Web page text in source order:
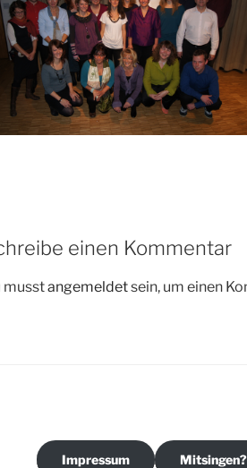
einen Kommentar
musstangemeldetsein, um einen
Impressum Mitsingen?